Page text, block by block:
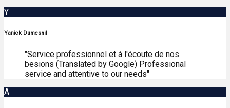
Y
Yanick Dumesnil
"Service professionnel et à l'écoute de nos
besions (Translated by Google) Professional
service and attentive to our needs"
A